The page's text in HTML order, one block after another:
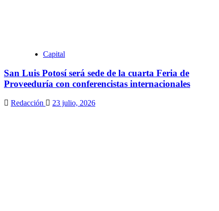
Capital
San Luis Potosí será sede de la cuarta Feria de
Proveeduría con conferencistas internacionales
Redacción 23 julio, 2026